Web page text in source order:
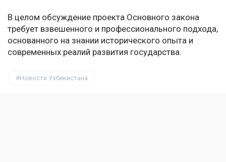
В целом обсуждение проекта Основного закона
требует взвешенного и профессионального подхода,
основанного на знании исторического опыта и
современных реалий развития государства.
Новости Узбекистана